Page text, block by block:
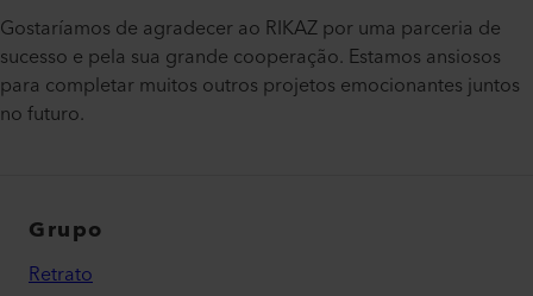
Gostaríamos de agradecer ao RIKAZ por uma parceria de
sucesso e pela sua grande cooperação. Estamos ansiosos
para completar muitos outros projetos emocionantes juntos
no futuro.
Grupo
Retrato